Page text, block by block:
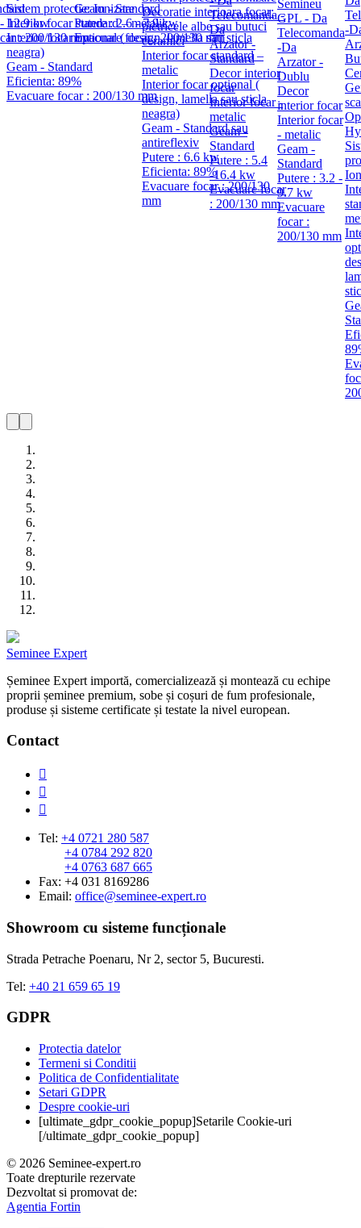
12.9 kw
: 200/130 mm
Sistem protectie: Ionizare
Interior focar standard – metalic
Interior focar optional ( design, lamella sau sticla
neagra)
Geam - Standard
Eficienta: 89%
Evacuare focar : 200/130 mm
Geam - Standard
Putere : 2.6 - 7.9 kw
Evacuare focar : 200/130 mm
Decoratie interioara focar:
pietricele albe sau butuci
ceramici
Interior focar standard –
metalic
Interior focar optional (
design, lamella sau sticla
neagra)
Geam - Standard sau
antireflexiv
Putere : 6.6 kw
Eficienta: 89%
Evacuare focar : 200/130
mm
Telecomanda -
Da
Arzator -
Standard
Decor interior
focar
Interior focar -
metalic
Geam -
Standard
Putere : 5.4
-16.4 kw
Evacuare focar
: 200/130 mm
Semineu
GPL - Da
Telecomanda
-Da
Arzator -
Dublu
Decor
interior focar
Interior focar
- metalic
Geam -
Standard
Putere : 3.2 -
9.7 kw
Evacuare
focar :
200/130 mm
-
Seminee Expert
Șeminee Expert importă, comercializează și montează cu echipe
proprii șeminee premium, sobe și coșuri de fum profesionale,
produse și sisteme certificate și testate la nivel european.
Contact
Tel: +4 0721 280 587
+4 0784 292 820
+4 0763 687 665
Fax: +4 031 8169286
Email: office@seminee-expert.ro
Showroom cu sisteme funcționale
Strada Petrache Poenaru, Nr 2, sector 5, Bucuresti.
Tel: +40 21 659 65 19
GDPR
Protectia datelor
Termeni si Conditii
Politica de Confidentialitate
Setari GDPR
Despre cookie-uri
[ultimate_gdpr_cookie_popup]Setarile Cookie-uri
[/ultimate_gdpr_cookie_popup]
© 2026 Seminee-expert.ro
Toate drepturile rezervate
Dezvoltat si promovat de:
Agentia Fortin